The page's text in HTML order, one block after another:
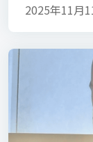
2025年11月